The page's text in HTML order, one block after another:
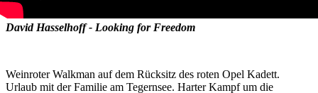
David Hasselhoff - Looking for Freedom
Weinroter Walkman auf dem Rücksitz des roten Opel Kadett.
Urlaub mit der Familie am Tegernsee. Harter Kampf um die